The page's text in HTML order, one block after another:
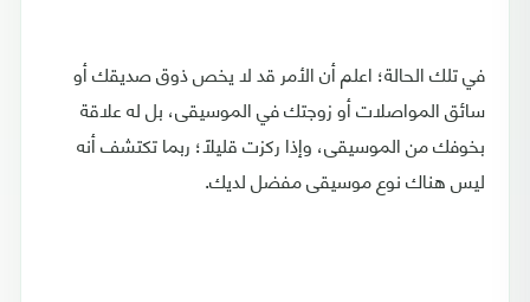
في تلك الحالة؛ اعلم أن الأمر قد لا يخص ذوق صديقك أو
سائق المواصلات أو زوجتك في الموسيقى، بل له علاقة
بخوفك من الموسيقى، وإذا ركزت قليلًا؛ ربما تكتشف أنه
ليس هناك نوع موسيقى مفضل لديك.